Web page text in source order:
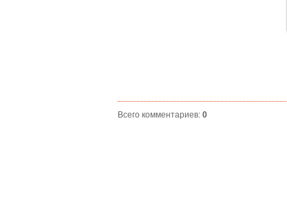
Всего комментариев: 0